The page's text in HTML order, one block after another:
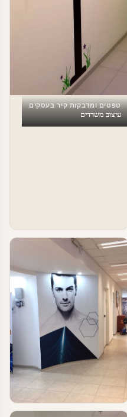
טפטים ומדבקות קיר בעסקים
עיצוב משרדים
טפטים ומדבקות קיר בעסקים